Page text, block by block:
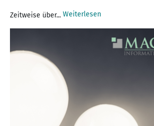
Zeitweise über... Weiterlesen